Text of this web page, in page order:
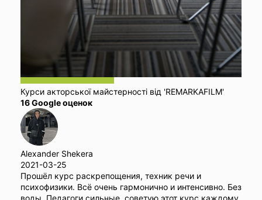
Курси акторської майстерності від 'REMARKAFILM'
16 Google оценок
Alexander Shekera
2021-03-25
Прошёл курс раскрепощения, техник речи и
психофизики. Всё очень гармонично и интенсивно. Без
воды. Педагоги сильные, советую этот курс каждому